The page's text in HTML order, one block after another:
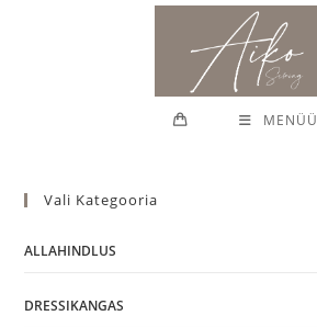
MENÜÜ
Vali Kategooria
ALLAHINDLUS
DRESSIKANGAS